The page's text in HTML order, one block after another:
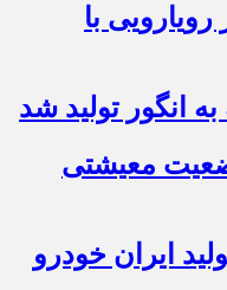
با
انگور تولید شد
لایحه بودجه 99 وضعیت معیشتی
تولید ایران خودرو